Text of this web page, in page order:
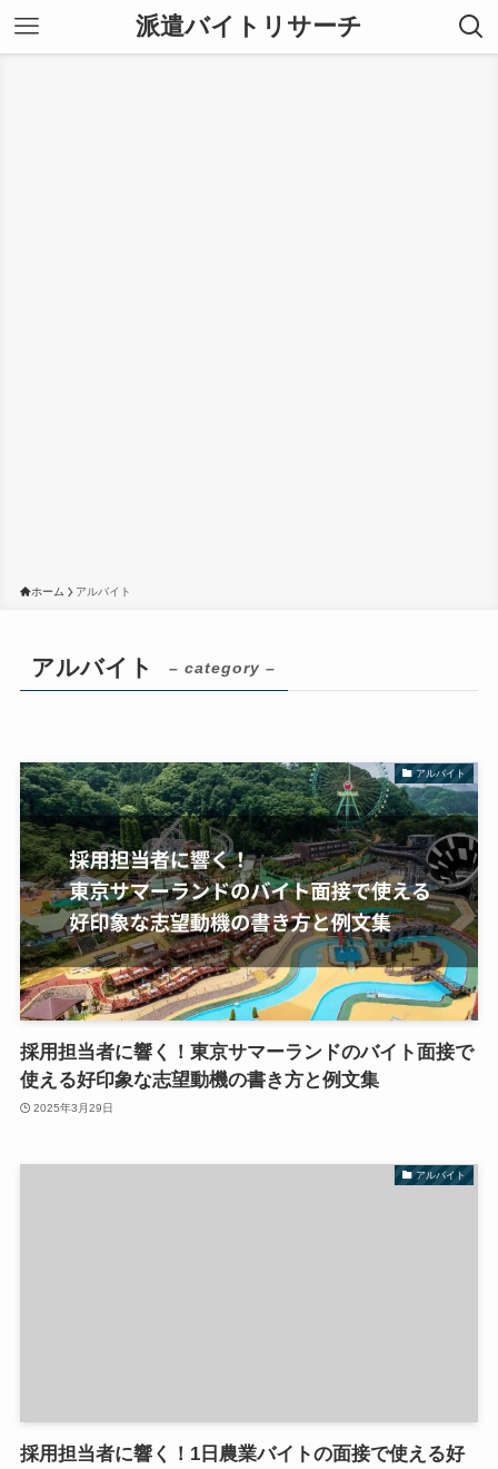
派遣バイトリサーチ
ホーム アルバイト
アルバイト – category –
アルバイト
採用担当者に響く！東京サマーランドのバイト面接で
使える好印象な志望動機の書き方と例文集
2025年3月29日
アルバイト
採用担当者に響く！1日農業バイトの面接で使える好